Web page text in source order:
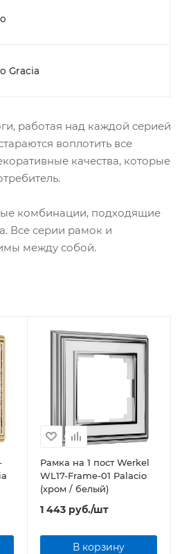
Gracia
работая над каждой серией
воплотить все
качества, которые
комбинации, подходящие
Все серии рамок и
между собой.
Рамка на 1 пост Werkel
WL17-Frame-01 Palacio
(хром / белый)
1 443руб./шт
В корзину